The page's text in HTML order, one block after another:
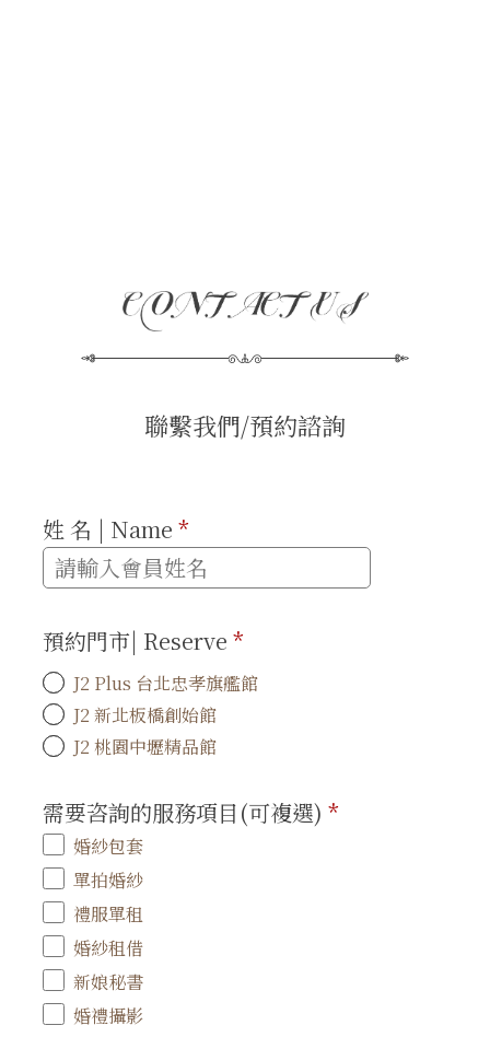
聯繫我們/預約諮詢
姓 名 | Name*
預約門市| Reserve*
J2 Plus 台北忠孝旗艦館
J2 新北板橋創始館
J2 桃園中壢精品館
需要咨詢的服務項目(可複選)*
婚紗包套
單拍婚紗
禮服單租
婚紗租借
新娘秘書
婚禮攝影